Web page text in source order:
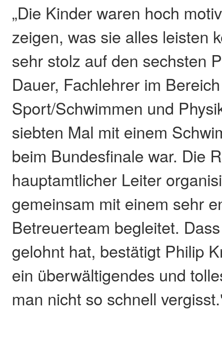
„Die Kinder waren hoch
zeigen, was sie alles leisten
sehr stolz auf den sechsten
Dauer, Fachlehrer im Bereich
Sport/Schwimmen und
siebten Mal mit einem
beim Bundesfinale war. Die
hauptamtlicher Leiter
gemeinsam mit einem sehr
Betreuerteam begleitet.
gelohnt hat, bestätigt Philip
ein überwältigendes und
man nicht so schnell